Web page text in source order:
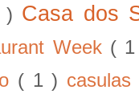
) Casa dos
Week (
( 1 )